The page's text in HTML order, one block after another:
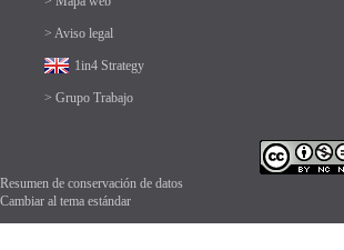
> Aviso legal
1in4 Strategy
> Grupo Trabajo
Resumen de conservación de datos
Cambiar al tema estándar